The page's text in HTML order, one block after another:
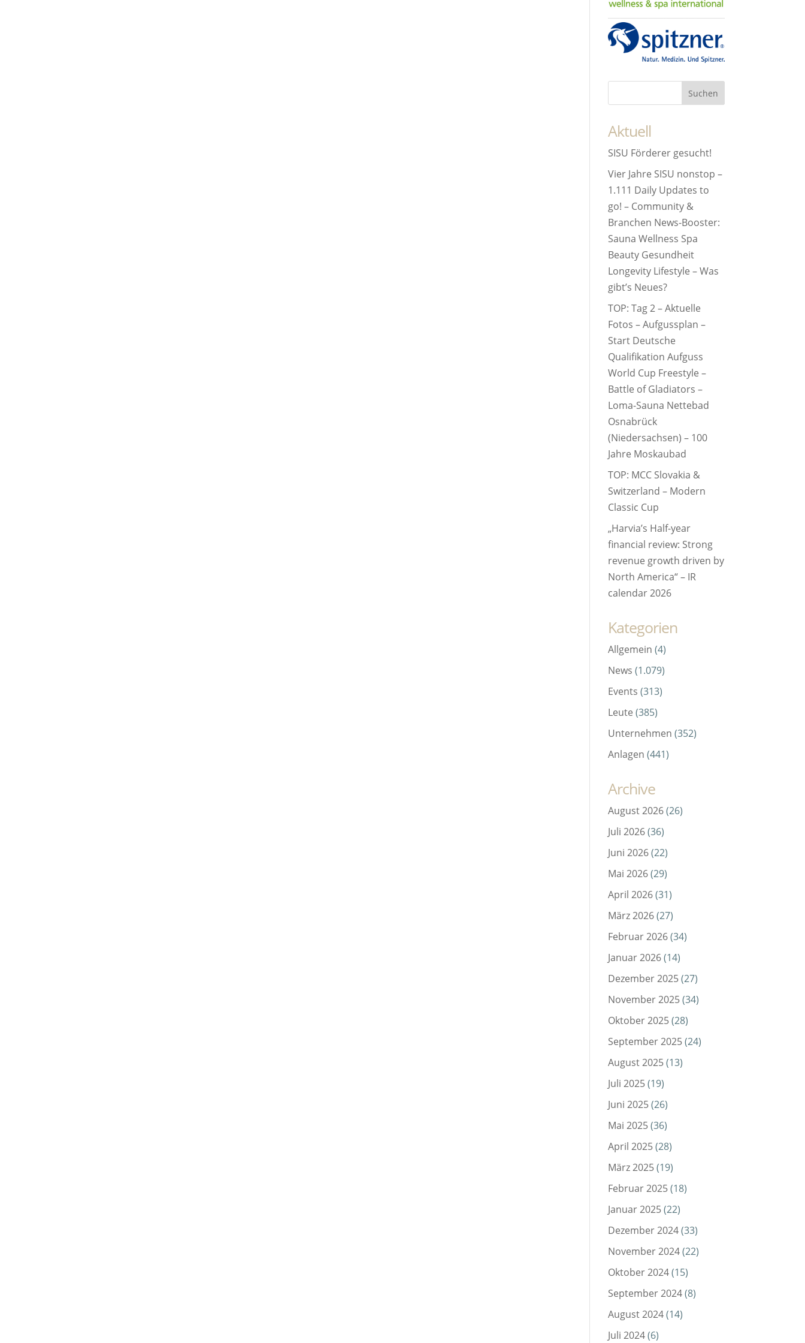
Aktuell
SISU Förderer gesucht!
Vier Jahre SISU nonstop –
1.111 Daily Updates to
go! – Community &
Branchen News-Booster:
Sauna Wellness Spa
Beauty Gesundheit
Longevity Lifestyle – Was
gibt’s Neues?
TOP: Tag 2 – Aktuelle
Fotos – Aufgussplan –
Start Deutsche
Qualifikation Aufguss
World Cup Freestyle –
Battle of Gladiators –
Loma-Sauna Nettebad
Osnabrück
(Niedersachsen) – 100
Jahre Moskaubad
TOP: MCC Slovakia &
Switzerland – Modern
Classic Cup
„Harvia’s Half-year
financial review: Strong
revenue growth driven by
North America“ – IR
calendar 2026
Kategorien
Allgemein (4)
News (1.079)
Events (313)
Leute (385)
Unternehmen (352)
Anlagen (441)
Archive
August 2026(26)
Juli 2026(36)
Juni 2026(22)
Mai 2026(29)
April 2026(31)
März 2026(27)
Februar 2026(34)
Januar 2026(14)
Dezember 2025(27)
November 2025(34)
Oktober 2025(28)
September 2025(24)
August 2025(13)
Juli 2025(19)
Juni 2025(26)
Mai 2025(36)
April 2025(28)
März 2025(19)
Februar 2025(18)
Januar 2025(22)
Dezember 2024(33)
November 2024(22)
Oktober 2024(15)
September 2024(8)
August 2024(14)
Juli 2024(6)